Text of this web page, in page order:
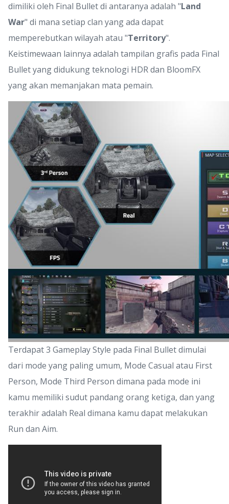
dimiliki oleh Final Bullet di antaranya adalah "Land
War" di mana setiap clan yang ada dapat
memperebutkan wilayah atau "Territory".
Keistimewaan lainnya adalah tampilan grafis pada Final
Bullet yang didukung teknologi HDR dan BloomFX
yang akan memanjakan mata pemain.
Terdapat 3 Gameplay Style pada Final Bullet dimulai
dari mode yang paling umum, Mode Casual atau First
Person, Mode Third Person dimana pada mode ini
kamu memiliki sudut pandang orang ketiga, dan yang
terakhir adalah Real dimana kamu dapat melakukan
Run dan Aim.